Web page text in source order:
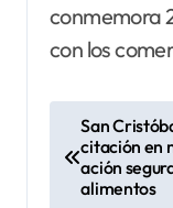
conmemora
con los
San
citación en
ación
alimentos